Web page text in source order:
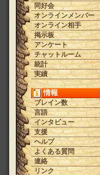
同好会
オンラインメンバー
オンライン相手
掲示板
アンケート
チャットルーム
統計
実績
情報
ブレイン数
言語
インタビュー
支援
ヘルプ
よくある質問
連絡
リンク